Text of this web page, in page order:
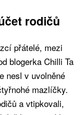
rodičů
přátelé, mezi
blogerka Chilli Ta
nesl v uvolněné
mazlíčky.
a vtipkovali,